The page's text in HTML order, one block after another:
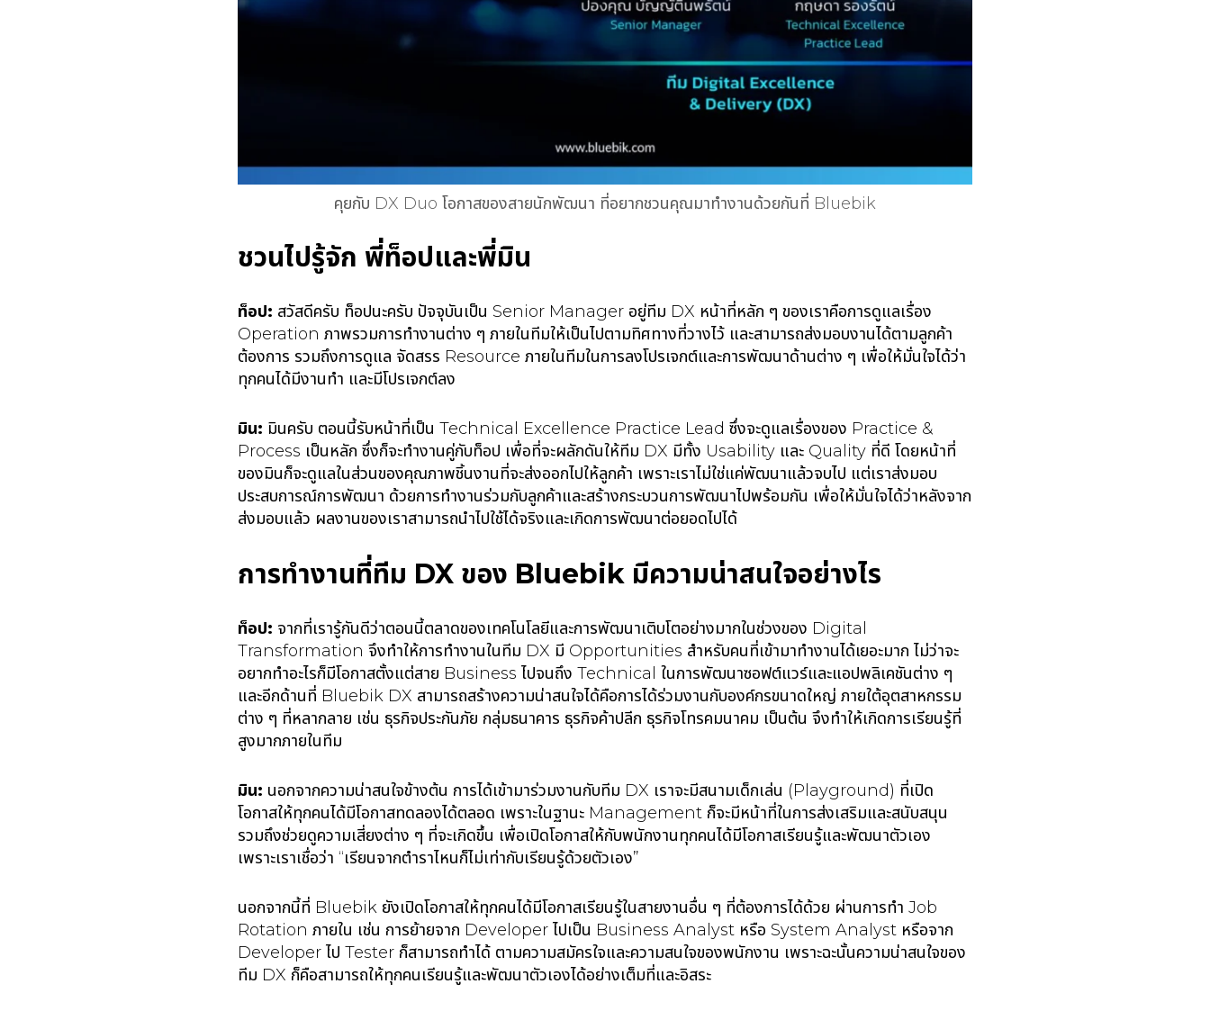
คุยกับ DX Duo โอกาสของสายนักพัฒนา ที่อยากชวนคุณมาทำงานด้วยกันที่ Bluebik
ชวนไปรู้จัก พี่ท็อปและพี่มิน
ท็อป: สวัสดีครับ ท็อปนะครับ ปัจจุบันเป็น Senior Manager อยู่ทีม DX หน้าที่หลัก ๆ ของเราคือการดูแลเรื่อง
Operation ภาพรวมการทำงานต่าง ๆ ภายในทีมให้เป็นไปตามทิศทางที่วางไว้ และสามารถส่งมอบงานได้ตามลูกค้า
ต้องการ รวมถึงการดูแล จัดสรร Resource ภายในทีมในการลงโปรเจกต์และการพัฒนาด้านต่าง ๆ เพื่อให้มั่นใจได้ว่า
ทุกคนได้มีงานทำ และมีโปรเจกต์ลง
มิน: มินครับ ตอนนี้รับหน้าที่เป็น Technical Excellence Practice Lead ซึ่งจะดูแลเรื่องของ Practice &
Process เป็นหลัก ซึ่งก็จะทำงานคู่กับท็อป เพื่อที่จะผลักดันให้ทีม DX มีทั้ง Usability และ Quality ที่ดี โดยหน้าที่
ของมินก็จะดูแลในส่วนของคุณภาพชิ้นงานที่จะส่งออกไปให้ลูกค้า เพราะเราไม่ใช่แค่พัฒนาแล้วจบไป แต่เราส่งมอบ
ประสบการณ์การพัฒนา ด้วยการทำงานร่วมกับลูกค้าและสร้างกระบวนการพัฒนาไปพร้อมกัน เพื่อให้มั่นใจได้ว่าหลังจาก
ส่งมอบแล้ว ผลงานของเราสามารถนำไปใช้ได้จริงและเกิดการพัฒนาต่อยอดไปได้
การทำงานที่ทีม DX ของ Bluebik มีความน่าสนใจอย่างไร
ท็อป: จากที่เรารู้กันดีว่าตอนนี้ตลาดของเทคโนโลยีและการพัฒนาเติบโตอย่างมากในช่วงของ Digital
Transformation จึงทำให้การทำงานในทีม DX มี Opportunities สำหรับคนที่เข้ามาทำงานได้เยอะมาก ไม่ว่าจะ
อยากทำอะไรก็มีโอกาสตั้งแต่สาย Business ไปจนถึง Technical ในการพัฒนาซอฟต์แวร์และแอปพลิเคชันต่าง ๆ
และอีกด้านที่ Bluebik DX สามารถสร้างความน่าสนใจได้คือการได้ร่วมงานกับองค์กรขนาดใหญ่ ภายใต้อุตสาหกรรม
ต่าง ๆ ที่หลากลาย เช่น ธุรกิจประกันภัย กลุ่มธนาคาร ธุรกิจค้าปลีก ธุรกิจโทรคมนาคม เป็นต้น จึงทำให้เกิดการเรียนรู้ที่
สูงมากภายในทีม
มิน: นอกจากความน่าสนใจข้างต้น การได้เข้ามาร่วมงานกับทีม DX เราจะมีสนามเด็กเล่น (Playground) ที่เปิด
โอกาสให้ทุกคนได้มีโอกาสทดลองได้ตลอด เพราะในฐานะ Management ก็จะมีหน้าที่ในการส่งเสริมและสนับสนุน
รวมถึงช่วยดูความเสี่ยงต่าง ๆ ที่จะเกิดขึ้น เพื่อเปิดโอกาสให้กับพนักงานทุกคนได้มีโอกาสเรียนรู้และพัฒนาตัวเอง
เพราะเราเชื่อว่า “เรียนจากตำราไหนก็ไม่เท่ากับเรียนรู้ด้วยตัวเอง”
นอกจากนี้ที่ Bluebik ยังเปิดโอกาสให้ทุกคนได้มีโอกาสเรียนรู้ในสายงานอื่น ๆ ที่ต้องการได้ด้วย ผ่านการทำ Job
Rotation ภายใน เช่น การย้ายจาก Developer ไปเป็น Business Analyst หรือ System Analyst หรือจาก
Developer ไป Tester ก็สามารถทำได้ ตามความสมัครใจและความสนใจของพนักงาน เพราะฉะนั้นความน่าสนใจของ
ทีม DX ก็คือสามารถให้ทุกคนเรียนรู้และพัฒนาตัวเองได้อย่างเต็มที่และอิสระ